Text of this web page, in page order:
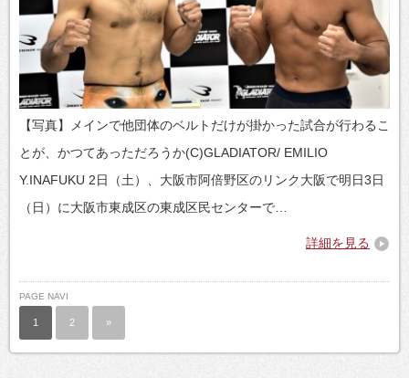
【写真】メインで他団体のベルトだけが掛かった試合が行わるこ
とが、かつてあっただろうか(C)GLADIATOR/ EMILIO
Y.INAFUKU 2日（土）、大阪市阿倍野区のリンク大阪で明日3日
（日）に大阪市東成区の東成区民センターで…
詳細を見る
PAGE NAVI
1 2 »